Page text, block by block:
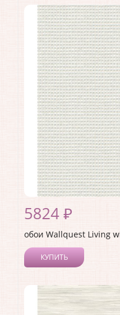
Коллекция:Living with Art
Длина рулона:8.23
Ширина рулона:0.68
Материал покрытия:
Страна:США
Материал основы:Бумага
Раппорт:60
5824 ₽
обои Wallquest Living
КУПИТЬ
Коллекция:Living with Art
Длина рулона:
Ширина рулона:
0.68